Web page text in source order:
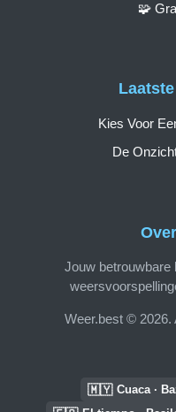
Jouw betrouwbare
Weer.best © 2026.
🧩
Kies Voor
De
🇲🇾 Cuaca ·